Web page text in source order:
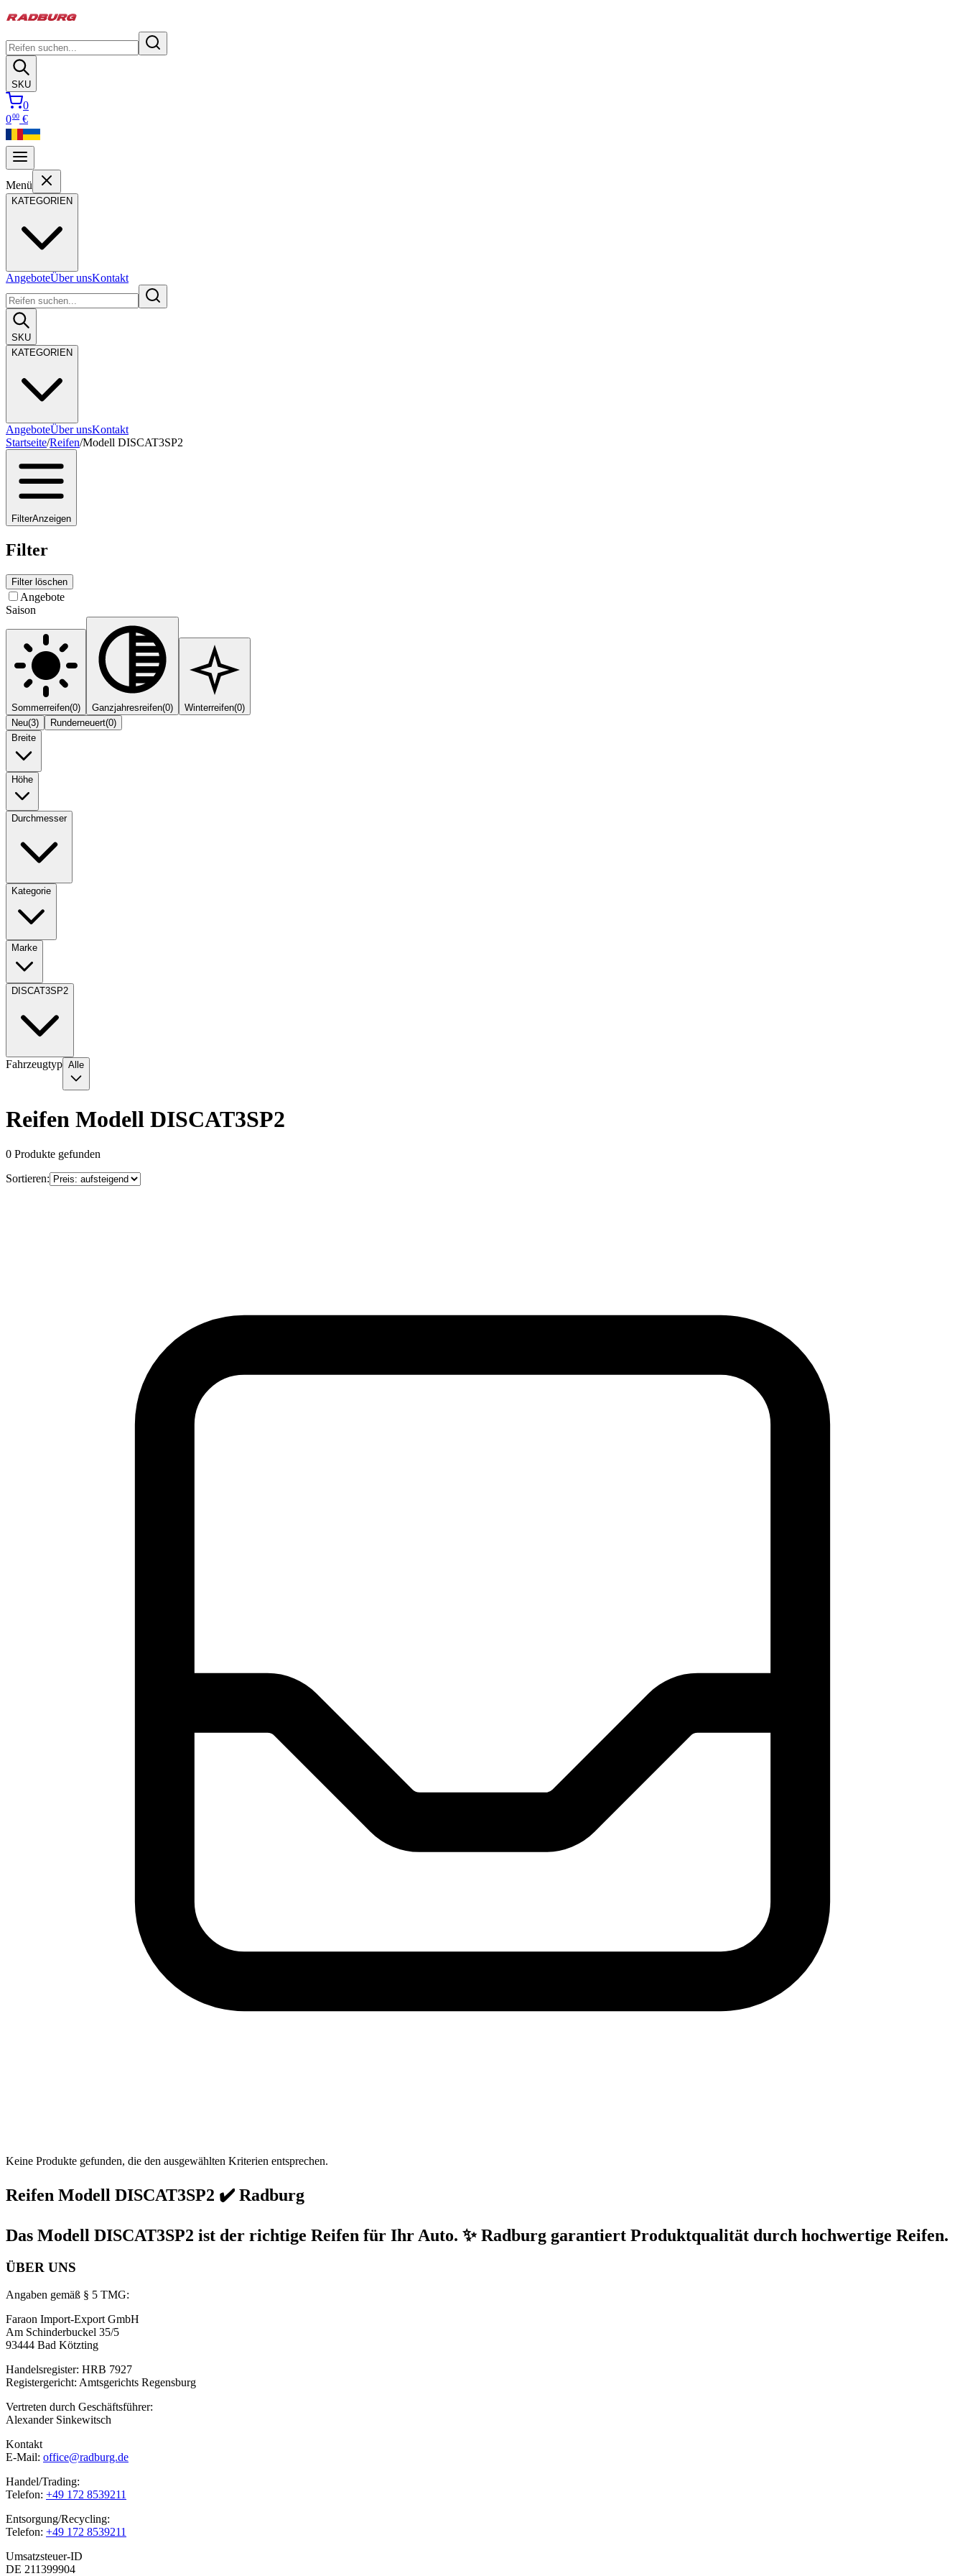
SKU
0
000 €
Menü
KATEGORIEN
AngeboteÜber unsKontakt
SKU
KATEGORIEN
AngeboteÜber unsKontakt
Startseite/Reifen/Modell DISCAT3SP2
FilterAnzeigen
Filter
Filter löschen
Angebote
Saison
Sommerreifen(0) Ganzjahresreifen(0) Winterreifen(0)
Neu(3) Runderneuert(0)
Breite
Höhe
Durchmesser
Kategorie
Marke
DISCAT3SP2
Fahrzeugtyp Alle
Reifen Modell DISCAT3SP2
0 Produkte gefunden
Sortieren:
Keine Produkte gefunden, die den ausgewählten Kriterien entsprechen.
Reifen Modell DISCAT3SP2 ✔️ Radburg
Das Modell DISCAT3SP2 ist der richtige Reifen für Ihr Auto. ✨ Radburg garantiert Produktqualität durch hochwertige Reifen.
ÜBER UNS
Angaben gemäß § 5 TMG:
Faraon Import-Export GmbH
Am Schinderbuckel 35/5
93444 Bad Kötzting
Handelsregister: HRB 7927
Registergericht: Amtsgerichts Regensburg
Vertreten durch Geschäftsführer:
Alexander Sinkewitsch
Kontakt
E-Mail: office@radburg.de
Handel/Trading:
Telefon: +49 172 8539211
Entsorgung/Recycling:
Telefon: +49 172 8539211
Umsatzsteuer-ID
DE 211399904